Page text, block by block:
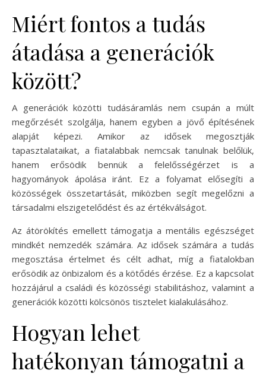
Miért fontos a tudás
átadása a generációk
között?
A generációk közötti tudásáramlás nem csupán a múlt
megőrzését szolgálja, hanem egyben a jövő építésének
alapját képezi. Amikor az idősek megosztják
tapasztalataikat, a fiatalabbak nemcsak tanulnak belőlük,
hanem erősödik bennük a felelősségérzet is a
hagyományok ápolása iránt. Ez a folyamat elősegíti a
közösségek összetartását, miközben segít megelőzni a
társadalmi elszigetelődést és az értékválságot.
Az átörökítés emellett támogatja a mentális egészséget
mindkét nemzedék számára. Az idősek számára a tudás
megosztása értelmet és célt adhat, míg a fiatalokban
erősödik az önbizalom és a kötődés érzése. Ez a kapcsolat
hozzájárul a családi és közösségi stabilitáshoz, valamint a
generációk közötti kölcsönös tisztelet kialakulásához.
Hogyan lehet
hatékonyan támogatni a